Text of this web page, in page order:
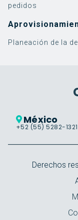
pedidos
Planeación de la
Control Tower
Warehouse Tasking
México
+52 (55) 5282-1321
Derechos